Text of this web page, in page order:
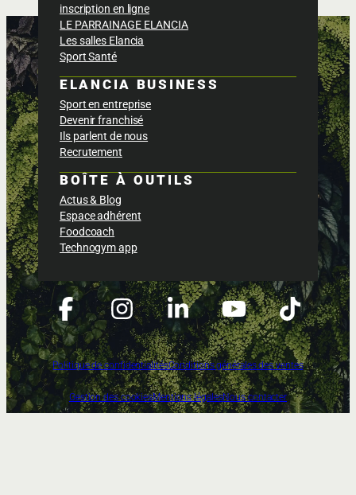
inscription en ligne
LE PARRAINAGE ELANCIA
Les salles Elancia
Sport Santé
ELANCIA BUSINESS
Sport en entreprise
Devenir franchisé
Ils parlent de nous
Recrutement
BOÎTE À OUTILS
Actus & Blog
Espace adhérent
Foodcoach
Technogym app
Politique de confidentialitésConditions générales des ventes
Gestion des cookiesMentions légalesNous contacter